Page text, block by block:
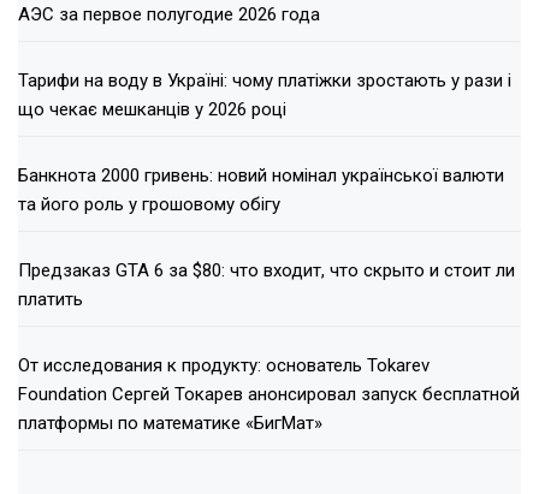
АЭС за первое полугодие 2026 года
Тарифи на воду в Україні: чому платіжки зростають у рази і
що чекає мешканців у 2026 році
Банкнота 2000 гривень: новий номінал української валюти
та його роль у грошовому обігу
Предзаказ GTA 6 за $80: что входит, что скрыто и стоит ли
платить
От исследования к продукту: основатель Tokarev
Foundation Сергей Токарев анонсировал запуск бесплатной
платформы по математике «БигМат»